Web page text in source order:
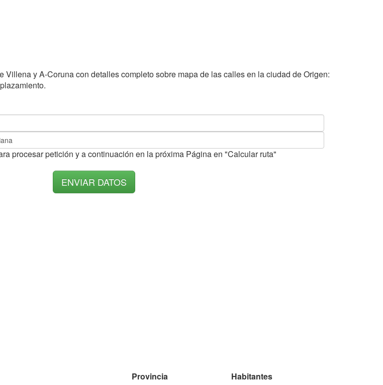
Villena y A-Coruna con detalles completo sobre mapa de las calles en la ciudad de Origen:
procesar petición y a continuación en la próxima Página en "Calcular ruta"
Provincia Habitantes